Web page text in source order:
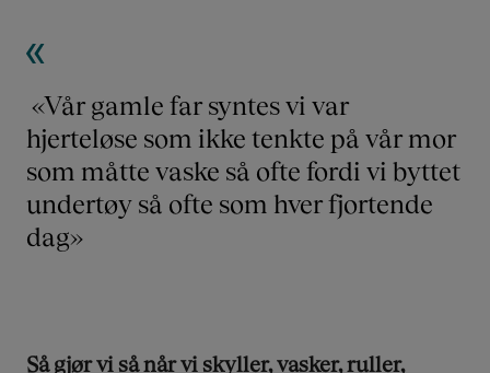
«Vår gamle far syntes vi var
hjerteløse som ikke tenkte på vår mor
som måtte vaske så ofte fordi vi byttet
undertøy så ofte som hver fjortende
dag»
Så gjør vi så når vi skyller, vasker, ruller,